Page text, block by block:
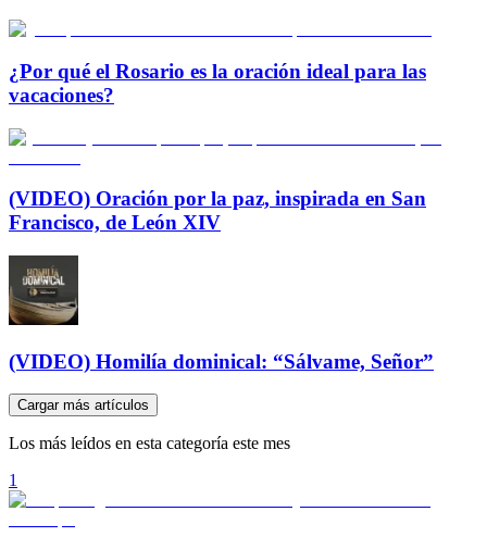
¿Por qué el Rosario es la oración ideal para las
vacaciones?
(VIDEO) Oración por la paz, inspirada en San
Francisco, de León XIV
(VIDEO) Homilía dominical: “Sálvame, Señor”
Cargar más artículos
Los más leídos en esta categoría este mes
1